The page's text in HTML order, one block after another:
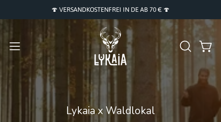
to
🍄 VERSANDKOSTENFREI IN DE AB 70 € 🍄
Open
navigation
menu
OPEN
SEARCH
BAR
Lykaia x Waldlokal